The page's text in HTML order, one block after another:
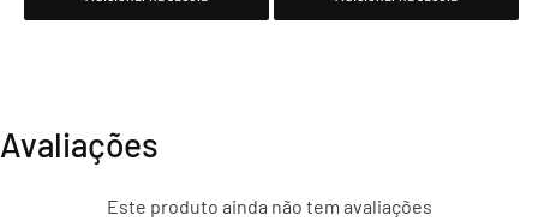
Avaliações
Este produto ainda não tem avaliações